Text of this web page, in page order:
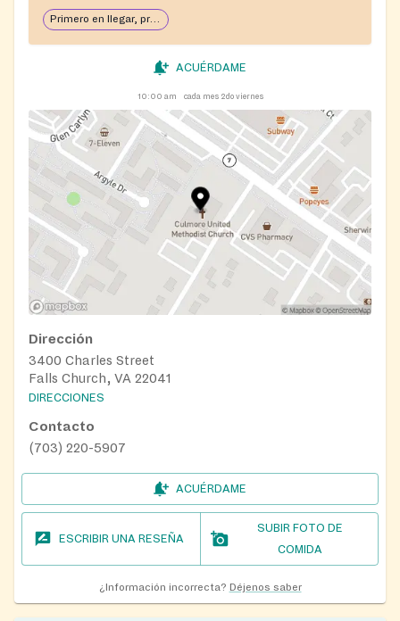
Primero en llegar, primero en servir: abierto hasta que se acabe la comida
ACUÉRDAME
10:00 am cada mes 2do viernes
Dirección
3400 Charles Street
Falls Church, VA 22041
DIRECCIONES
Contacto
(703) 220-5907
ACUÉRDAME
ESCRIBIR UNA RESEÑA
SUBIR FOTO DE
COMIDA
¿Información incorrecta? Déjenos saber